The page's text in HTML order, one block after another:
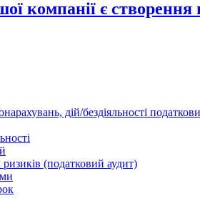
компанії є
дій/бездіяльності
(податковий аудит)